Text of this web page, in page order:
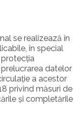
se realizează în
în special
datelor
a acestor
privind măsuri de
și completările